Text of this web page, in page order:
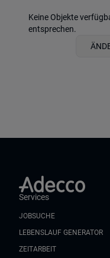
Keine Objekte
entsprechen.
Services
JOBSUCHE
LEBENSLAUF GENERATOR
ZEITARBEIT